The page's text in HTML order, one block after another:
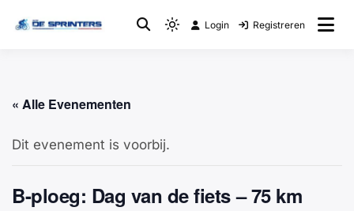
Fietsclub Login Registreren
« Alle Evenementen
Dit evenement is voorbij.
B-ploeg: Dag van de fiets – 75 km